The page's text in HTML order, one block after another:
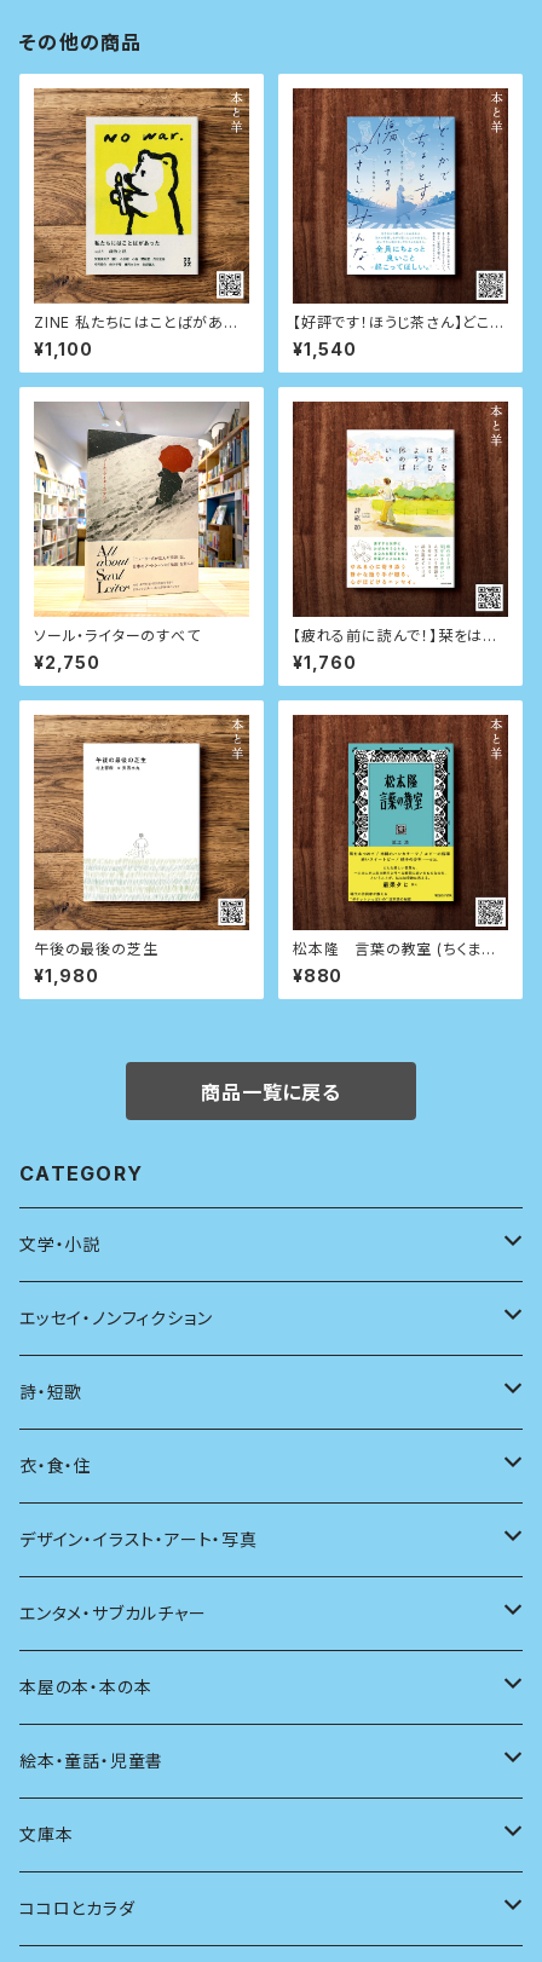
その他の商品
ZINE 私たちにはことばがあっ
た vol.1〈政治と私〉
¥1,100
【好評です！ほうじ茶さん】どこか
でちょっとずつ傷ついてるやさし
いみんなへ
¥1,540
ソール・ライターのすべて
¥2,750
【疲れる前に読んで！】栞をはさ
むように休めばいい
¥1,760
午後の最後の芝生
¥1,980
松本隆 言葉の教室 (ちくま文
庫)
¥880
商品一覧に戻る
CATEGORY
文学・小説
日本
海外
日本語
文学理論
評論
文章術
エッセイ・ノンフィクション
エッセイ
日記
ノンフィクション
その他
評論
言葉
言語
批評
詩・短歌
詩
短歌
その他
衣・食・住
着る
食べる
料理
発酵・麹
住う
その他
デザイン・イラスト・アート・写真
デザイン
イラスト
アート
写真
その他
エンタメ・サブカルチャー
映画
音楽
マンガ
テレビ
本屋の本・本の本
本屋さんの本
本の本
読書
絵本・童話・児童書
小さいお子さん向け
自分で読めるようになったら
文庫本
男性作家
ココロとカラダ